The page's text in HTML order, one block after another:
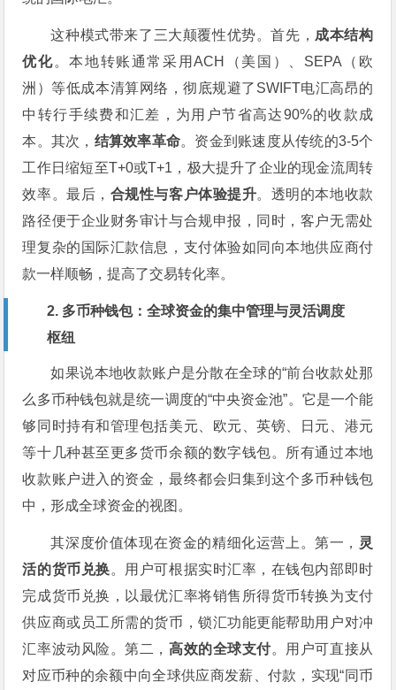
这种模式带来了三大颠覆性优势。首先， 成本结构
优化。本地转账通常采用ACH（美国）、SEPA（欧
洲）等低成本清算网络，彻底规避了SWIFT电汇高昂的
中转行手续费和汇差，为用户节省高达90%的收款成
本。其次， 结算效率革命。资金到账速度从传统的3-5个
工作日缩短至T+0或T+1，极大提升了企业的现金流周转
效率。最后， 合规性与客户体验提升。透明的本地收款
路径便于企业财务审计与合规申报，同时，客户无需处
理复杂的国际汇款信息，支付体验如同向本地供应商付
款一样顺畅，提高了交易转化率。
2. 多币种钱包：全球资金的集中管理与灵活调度
枢纽
如果说本地收款账户是分散在全球的“前台收款处那
么多币种钱包就是统一调度的“中央资金池”。它是一个能
够同时持有和管理包括美元、欧元、英镑、日元、港元
等十几种甚至更多货币余额的数字钱包。所有通过本地
收款账户进入的资金，最终都会归集到这个多币种钱包
中，形成全球资金的视图。
其深度价值体现在资金的精细化运营上。第一， 灵
活的货币兑换。用户可根据实时汇率，在钱包内部即时
完成货币兑换，以最优汇率将销售所得货币转换为支付
供应商或员工所需的货币，锁汇功能更能帮助用户对冲
汇率波动风险。第二， 高效的全球支付。用户可直接从
对应币种的余额中向全球供应商发薪、付款，实现“同币